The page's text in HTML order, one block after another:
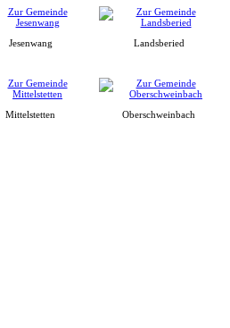
Jesenwang Landsberied
Mittelstetten Oberschweinbach